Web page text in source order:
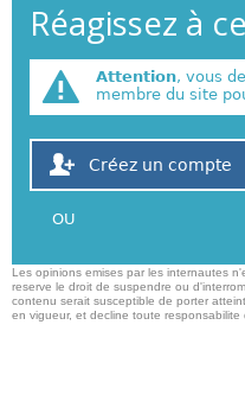
Réagissez à
Attention, vous
membre du site
Créez un compte
OU
Les opinions emises par les internautes
reserve le droit de suspendre ou
contenu serait susceptible de porter
en vigueur, et decline toute